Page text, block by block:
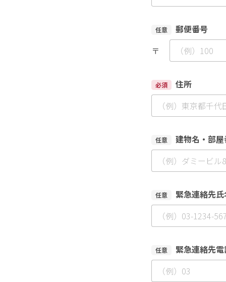
任意
郵便番号
〒
必須 住所
任意 建物名・部
任意 緊急連絡先氏
任意 緊急連絡先